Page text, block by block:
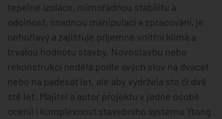
tepelné izolace, mimořádnou stabilitu a
odolnost, snadnou manipulaci a zpracování, je
nehořlavý a zajišťuje příjemné vnitřní klima a
trvalou hodnotu stavby. Novostavbu nebo
rekonstrukci nedělá podle svých slov na dvacet
nebo na padesát let, ale aby vydržela sto či dvě
stě let. Majitel a autor projektu v jedné osobě
ocenil i komplexnost stavebního systému Ytong